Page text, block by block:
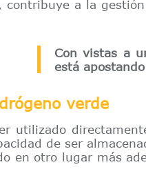
a la
Con vistas a
está
verde
utilizado
de ser
en otro lugar más